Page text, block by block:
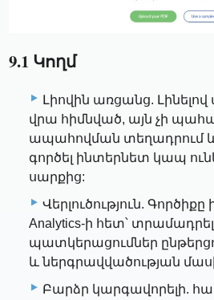
9.1 Կողմ
Լիովին առցանց. Լինելով
վրա հիմնված, այն չի
ապահովման տեղադրում և
գործել ինտերնետ կապ
սարքից:
Վերլուծություն. Գործիքը
Analytics-ի հետ՝
պատկերացումներ
և ներգրավվածության
Բարձր կարգավորելի.